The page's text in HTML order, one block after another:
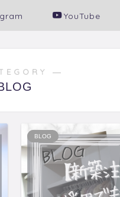
YouTube
―
BLOG